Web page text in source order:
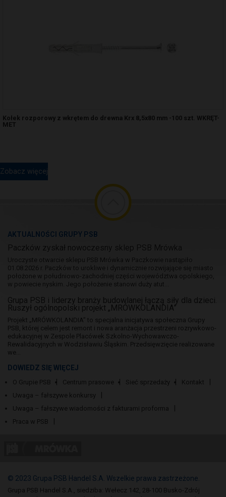
Kołek rozporowy z wkrętem do drewna Krx 8,5x80 mm -100 szt. WKRĘT-
MET
Zobacz więcej
AKTUALNOŚCI GRUPY PSB
Paczków zyskał nowoczesny sklep PSB Mrówka
Uroczyste otwarcie sklepu PSB Mrówka w Paczkowie nastąpiło
01.08.2026 r. Paczków to urokliwe i dynamicznie rozwijające się miasto
położone w południowo-zachodniej części województwa opolskiego,
w powiecie nyskim. Jego położenie stanowi duży atut...
Grupa PSB i liderzy branży budowlanej łączą siły dla dzieci.
Ruszył ogólnopolski projekt „MRÓWKOLANDIA”
Projekt „MRÓWKOLANDIA” to specjalna inicjatywa społeczna Grupy
PSB, której celem jest remont i nowa aranżacja przestrzeni rozrywkowo-
edukacyjnej w Zespole Placówek Szkolno-Wychowawczo-
Rewalidacyjnych w Wodzisławiu Śląskim. Przedsięwzięcie realizowane
we...
DOWIEDZ SIĘ WIĘCEJ
O Grupie PSB Centrum prasowe Sieć sprzedaży
Kontakt
Uwaga – fałszywe konkursy
Uwaga – fałszywe wiadomości z fakturami proforma
Praca w PSB
© 2023 Grupa PSB Handel S.A. Wszelkie prawa zastrzeżone.
Grupa PSB Handel S.A., siedziba: Wełecz 142, 28-100 Busko-Zdrój